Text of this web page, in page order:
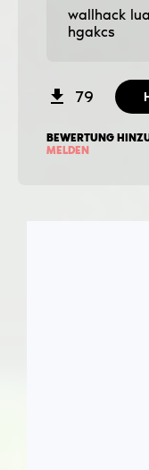
wallhack
hgakcs
79
BEWERTUNG
MELDEN